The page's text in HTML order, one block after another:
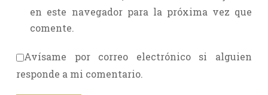
en este navegador para la próxima vez que
comente.
Avísame por correo electrónico si alguien
responde a mi comentario.